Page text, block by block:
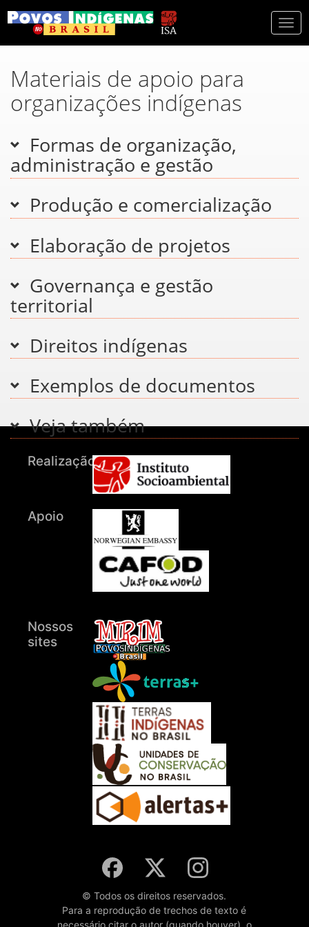
Materiais de apoio para
organizações indígenas
Formas de organização,
administração e gestão
Produção e comercialização
Elaboração de projetos
Governança e gestão
territorial
Direitos indígenas
Exemplos de documentos
Veja também